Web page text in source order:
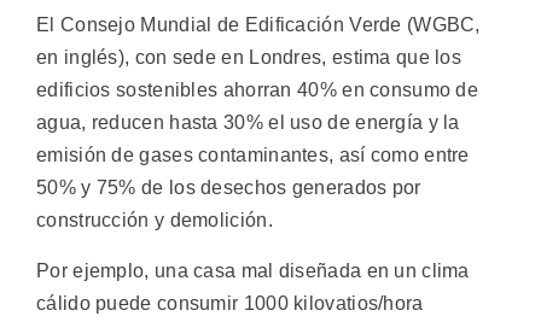
El Consejo Mundial de Edificación Verde (WGBC,
en inglés), con sede en Londres, estima que los
edificios sostenibles ahorran 40% en consumo de
agua, reducen hasta 30% el uso de energía y la
emisión de gases contaminantes, así como entre
50% y 75% de los desechos generados por
construcción y demolición.
Por ejemplo, una casa mal diseñada en un clima
cálido puede consumir 1000 kilovatios/hora